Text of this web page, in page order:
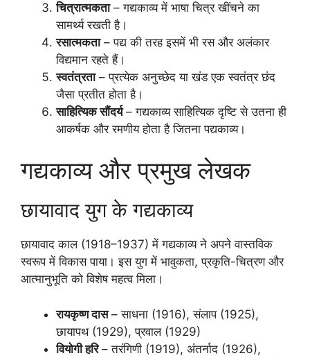
चित्रात्मकता– गद्यकाव्य में भाषा चित्र खींचने का
सामर्थ्य रखती है।
रसात्मकता– पद्य की तरह इसमें भी रस और अलंकार
विद्यमान रहते हैं।
स्वतंत्रता– प्रत्येक अनुच्छेद या खंड एक स्वतंत्र छंद
जैसा प्रतीत होता है।
साहित्यिक सौंदर्य– गद्यकाव्य साहित्यिक दृष्टि से उतना ही
आकर्षक और रमणीय होता है जितना पद्यकाव्य।
गद्यकाव्य और प्रमुख लेखक
छायावाद युग के गद्यकाव्य
छायावाद काल (1918–1937) में गद्यकाव्य ने अपने वास्तविक
स्वरूप में विकास पाया। इस युग में भावुकता, प्रकृति-चित्रण और
आत्मानुभूति को विशेष महत्व मिला।
रायकृष्ण दास– साधना (1916), संलाप (1925),
छायापथ (1929), प्रवाल (1929)
वियोगी हरि– तरंगिणी (1919), अंतर्नाद (1926),